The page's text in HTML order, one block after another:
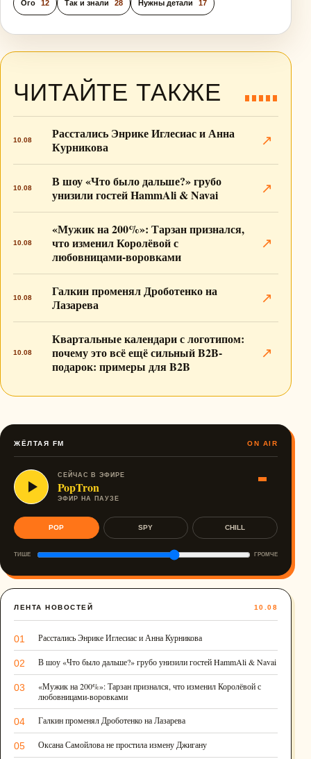
Ого 12 Так и знали 28 Нужны детали 17
ЧИТАЙТЕ ТАКЖЕ
10.08
Расстались Энрике Иглесиас и Анна
Курникова
↗
10.08
В шоу «Что было дальше?» грубо
унизили гостей HammAli & Navai
↗
10.08
«Мужик на 200%»: Тарзан признался,
что изменил Королёвой с
любовницами-воровками
↗
10.08
Галкин променял Дроботенко на
Лазарева
↗
10.08
Квартальные календари с логотипом:
почему это всё ещё сильный B2B-
подарок: примеры для B2B
↗
ЖЁЛТАЯ FM ON AIR
СЕЙЧАС В ЭФИРЕ
PopTron
ЭФИР НА ПАУЗЕ
POP SPY CHILL
ТИШЕ ГРОМЧЕ
ЛЕНТА НОВОСТЕЙ 10.08
01 Расстались Энрике Иглесиас и Анна Курникова
02 В шоу «Что было дальше?» грубо унизили гостей HammAli & Navai
03
«Мужик на 200%»: Тарзан признался, что изменил Королёвой с
любовницами-воровками
04 Галкин променял Дроботенко на Лазарева
05 Оксана Самойлова не простила измену Джигану